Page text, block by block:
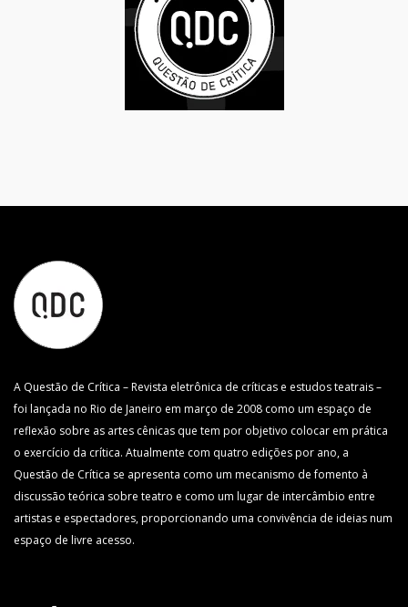
A Questão de Crítica – Revista eletrônica de críticas e estudos teatrais –
foi lançada no Rio de Janeiro em março de 2008 como um espaço de
reflexão sobre as artes cênicas que tem por objetivo colocar em prática
o exercício da crítica. Atualmente com quatro edições por ano, a
Questão de Crítica se apresenta como um mecanismo de fomento à
discussão teórica sobre teatro e como um lugar de intercâmbio entre
artistas e espectadores, proporcionando uma convivência de ideias num
espaço de livre acesso.